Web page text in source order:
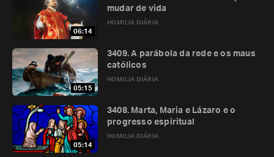
06:14
HOMILIA DIÁRIA
mudar de vida
05:15
HOMILIA DIÁRIA
3409. A parábola da rede e os maus
católicos
05:14
HOMILIA DIÁRIA
3408. Marta, Maria e Lázaro e o
progresso espiritual